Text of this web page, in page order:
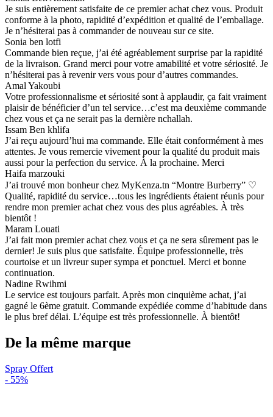
Je suis entièrement satisfaite de ce premier achat chez vous. Produit
conforme à la photo, rapidité d’expédition et qualité de l’emballage.
Je n’hésiterai pas à commander de nouveau sur ce site.
Sonia ben lotfi
Commande bien reçue, j’ai été agréablement surprise par la rapidité
de la livraison. Grand merci pour votre amabilité et votre sériosité. Je
n’hésiterai pas à revenir vers vous pour d’autres commandes.
Amal Yakoubi
Votre professionnalisme et sériosité sont à applaudir, ça fait vraiment
plaisir de bénéficier d’un tel service…c’est ma deuxième commande
chez vous et ça ne serait pas la dernière nchallah.
Issam Ben khlifa
J’ai reçu aujourd’hui ma commande. Elle était conformément à mes
attentes. Je vous remercie vivement pour la qualité du produit mais
aussi pour la perfection du service. À la prochaine. Merci
Haifa marzouki
J’ai trouvé mon bonheur chez MyKenza.tn “Montre Burberry” ♡
Qualité, rapidité du service…tous les ingrédients étaient réunis pour
rendre mon premier achat chez vous des plus agréables. À très
bientôt !
Maram Louati
J’ai fait mon premier achat chez vous et ça ne sera sûrement pas le
dernier! Je suis plus que satisfaite. Équipe professionnelle, très
courtoise et un livreur super sympa et ponctuel. Merci et bonne
continuation.
Nadine Rwihmi
Le service est toujours parfait. Après mon cinquième achat, j’ai
gagné le 6ème gratuit. Commande expédiée comme d’habitude dans
le plus bref délai. L’équipe est très professionnelle. À bientôt!
De la même marque
Spray Offert
- 55%